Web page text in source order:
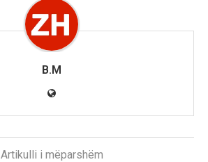
B.M
Artikulli i mëparshëm